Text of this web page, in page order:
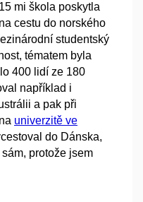
mi škola poskytla
cestu do norského
studentský
tématem byla
400 lidí ze 180
například i
a pak při
univerzitě ve
do Dánska,
protože jsem